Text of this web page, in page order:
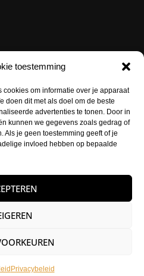
toestemming
om informatie over je apparaat
doen dit met als doel om de beste
advertenties te tonen. Door in
kunnen we gegevens zoals gedrag of
Als je geen toestemming geeft of je
invloed hebben op bepaalde
Privacybeleid